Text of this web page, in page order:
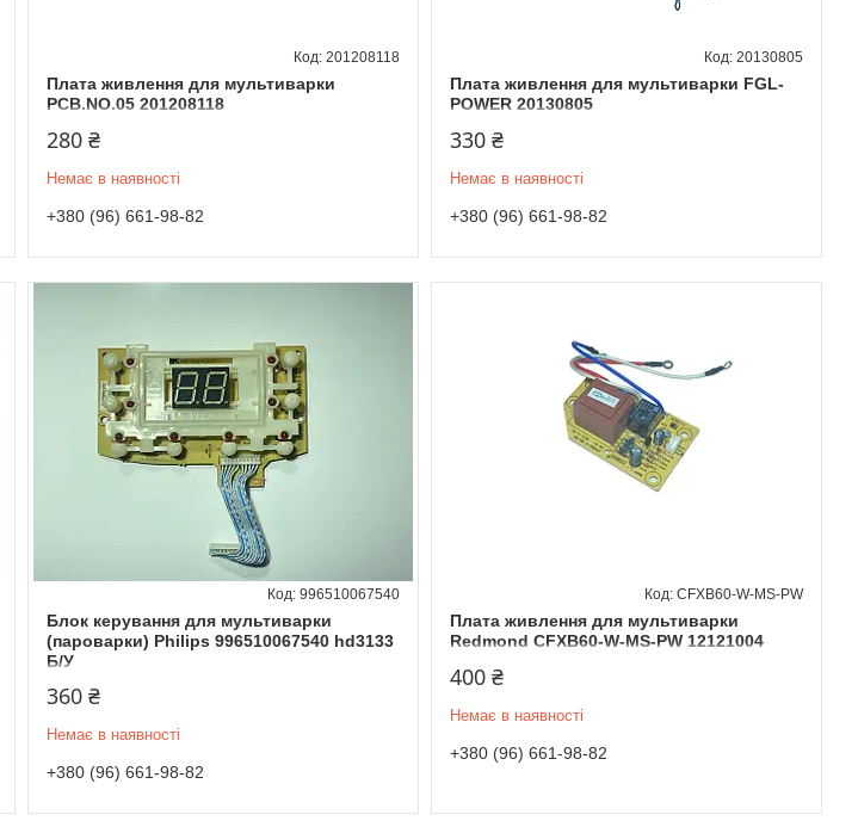
Плата живлення для мультиварки
PCB.NO.05 201208118
201208118
280 ₴
Немає в наявності
+380 (96) 661-98-82
Плата живлення для мультиварки FGL-
POWER 20130805
20130805
330 ₴
Немає в наявності
+380 (96) 661-98-82
Блок керування для мультиварки
(пароварки) Philips 996510067540 hd3133
Б/У
996510067540
360 ₴
Немає в наявності
+380 (96) 661-98-82
Плата живлення для мультиварки
Redmond CFXB60-W-MS-PW 12121004
CFXB60-W-MS-PW
400 ₴
Немає в наявності
+380 (96) 661-98-82